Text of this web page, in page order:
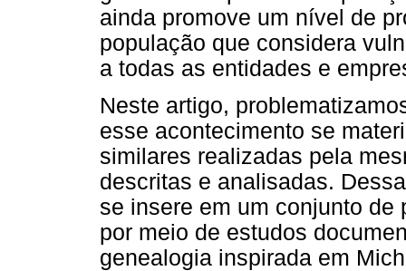
ainda promove um nível de
população que considera
a todas as entidades e
Neste artigo,
esse acontecimento se
similares realizadas pela
descritas e analisadas.
se insere em um conjunto
por meio de estudos
genealogia inspirada em